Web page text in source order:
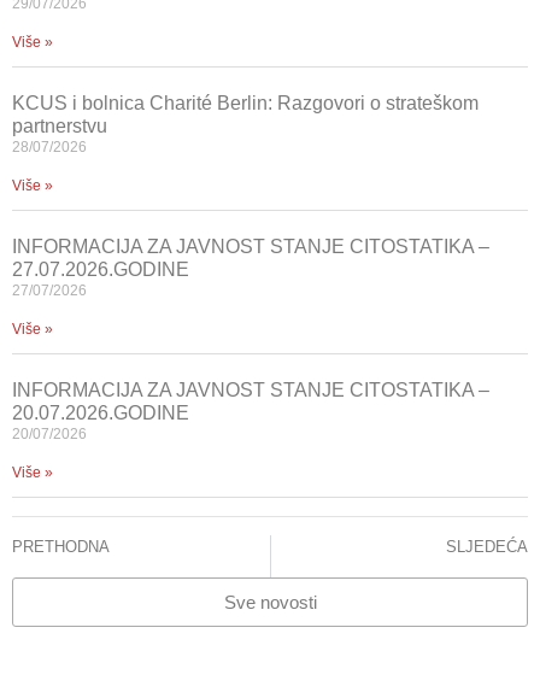
Više »
KCUS i bolnica Charité Berlin: Razgovori o strateškom
partnerstvu
28/07/2026
Više »
INFORMACIJA ZA JAVNOST STANJE CITOSTATIKA –
27.07.2026.GODINE
27/07/2026
Više »
INFORMACIJA ZA JAVNOST STANJE CITOSTATIKA –
20.07.2026.GODINE
20/07/2026
Više »
PRETHODNA SLJEDEĆA
Sve novosti